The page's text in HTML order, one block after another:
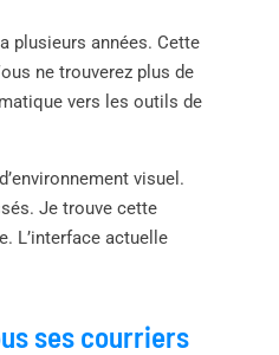
plusieurs années. Cette
ne trouverez plus de
vers les outils de
visuel.
Je trouve cette
L’interface actuelle
ses courriers